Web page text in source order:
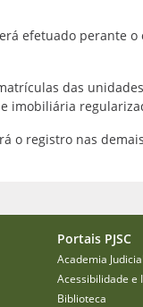
efetuado perante o
das
imobiliária
o registro nas
Portais PJSC
Academia Judicial
Acessibilidade e
Biblioteca